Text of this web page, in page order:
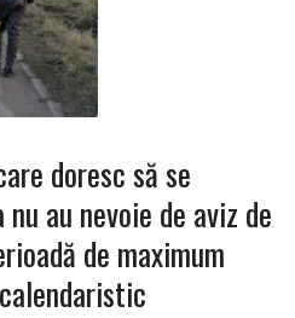
doresc să se
au nevoie de aviz de
de maximum